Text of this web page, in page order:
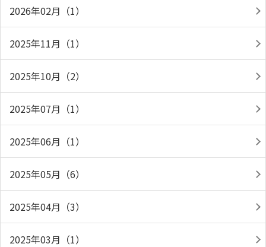
2026年02月（1）
2025年11月（1）
2025年10月（2）
2025年07月（1）
2025年06月（1）
2025年05月（6）
2025年04月（3）
2025年03月（1）